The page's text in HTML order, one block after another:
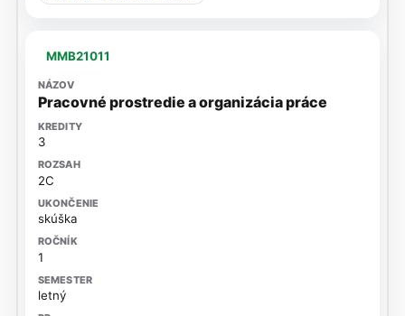
MMB21011
Pracovné prostredie a organizácia práce
3
2C
skúška
1
letný